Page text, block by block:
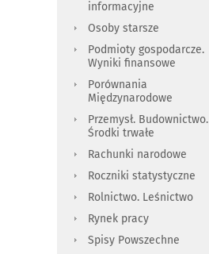
informacyjne
Osoby starsze
Podmioty gospodarcze.
Wyniki finansowe
Porównania
Międzynarodowe
Przemysł. Budownictwo.
Środki trwałe
Rachunki narodowe
Roczniki statystyczne
Rolnictwo. Leśnictwo
Rynek pracy
Spisy Powszechne